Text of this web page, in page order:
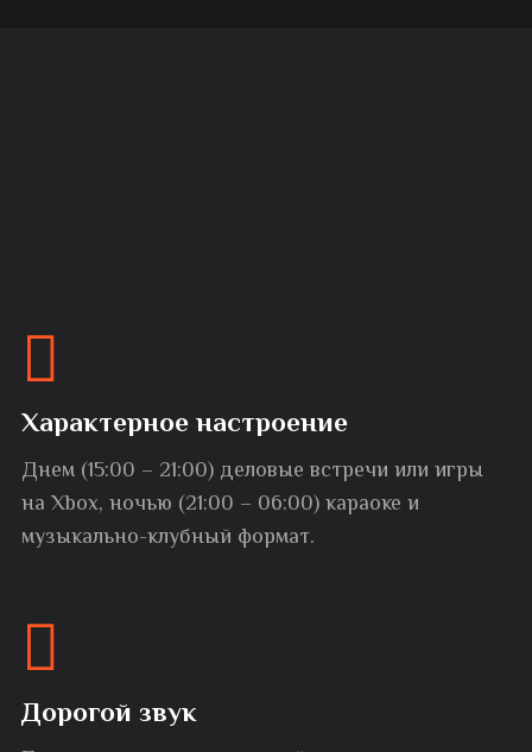
Характерное настроение
Днем (15:00 – 21:00) деловые встречи или игры
на Xbox, ночью (21:00 – 06:00) караоке и
музыкально-клубный формат.
Дорогой звук